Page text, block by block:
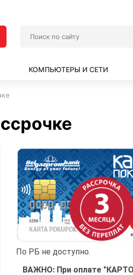
КОМПЬЮТЕРЫ И СЕТИ
По РБ не доступно.
ВАЖНО: При оплате